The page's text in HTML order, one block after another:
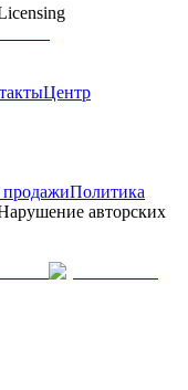
Центр
продажиПолитика
авторских